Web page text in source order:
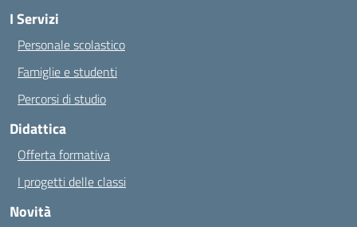
I Servizi
Personale scolastico
Famiglie e studenti
Percorsi di studio
Didattica
Offerta formativa
I progetti delle classi
Novità